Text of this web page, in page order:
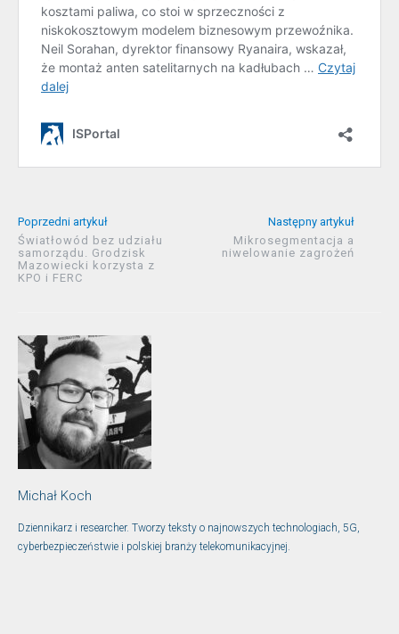
Poprzedni artykuł
Światłowód bez udziału
samorządu. Grodzisk
Mazowiecki korzysta z
KPO i FERC
Następny artykuł
Mikrosegmentacja a
niwelowanie zagrożeń
Michał Koch
Dziennikarz i researcher. Tworzy teksty o najnowszych technologiach, 5G,
cyberbezpieczeństwie i polskiej branży telekomunikacyjnej.